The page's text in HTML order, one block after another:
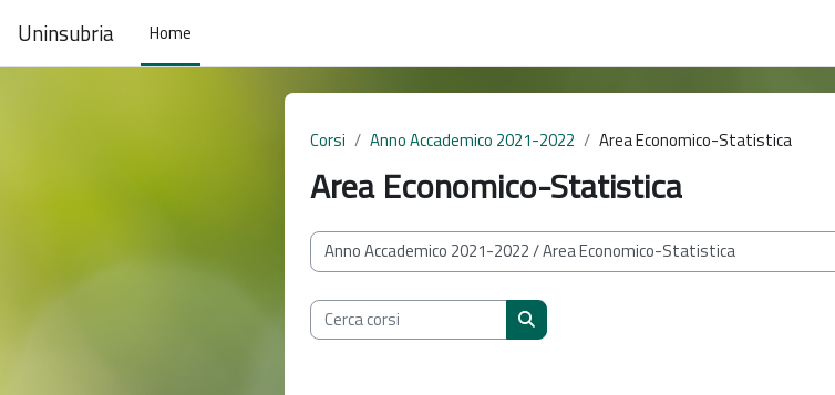
Uninsubria Home
Corsi Anno Accademico 2021-2022 Area Economico-Statistica
Area Economico-Statistica
Categorie di corso
Cerca corsi
Cerca corsi